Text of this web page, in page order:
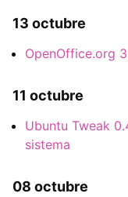
13 octubre
OpenOffice.org
11 octubre
Ubuntu Tweak
sistema
08 octubre